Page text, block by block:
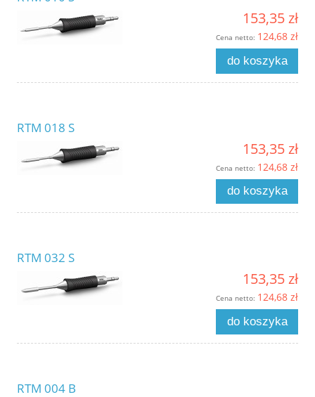
153,35 zł
Cena netto: 124,68 zł
do koszyka
RTM 018 S
153,35 zł
Cena netto: 124,68 zł
do koszyka
RTM 032 S
153,35 zł
Cena netto: 124,68 zł
do koszyka
RTM 004 B